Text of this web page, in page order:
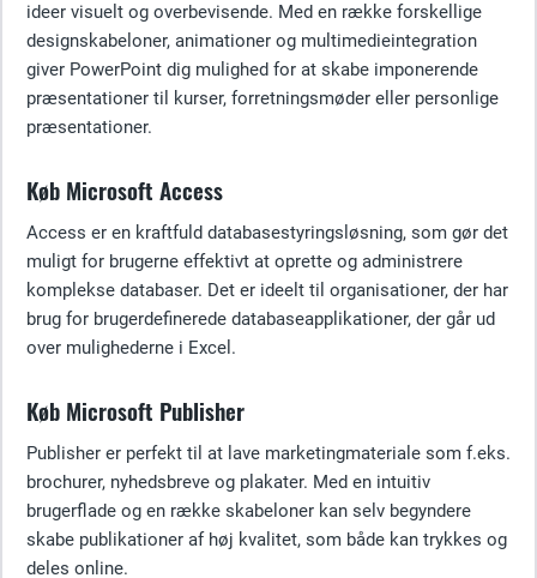
ideer visuelt og overbevisende. Med en række forskellige
designskabeloner, animationer og multimedieintegration
giver PowerPoint dig mulighed for at skabe imponerende
præsentationer til kurser, forretningsmøder eller personlige
præsentationer.
Køb Microsoft Access
Access er en kraftfuld databasestyringsløsning, som gør det
muligt for brugerne effektivt at oprette og administrere
komplekse databaser. Det er ideelt til organisationer, der har
brug for brugerdefinerede databaseapplikationer, der går ud
over mulighederne i Excel.
Køb Microsoft Publisher
Publisher er perfekt til at lave marketingmateriale som f.eks.
brochurer, nyhedsbreve og plakater. Med en intuitiv
brugerflade og en række skabeloner kan selv begyndere
skabe publikationer af høj kvalitet, som både kan trykkes og
deles online.